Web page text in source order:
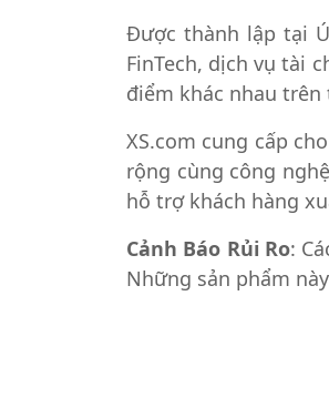
Được thành lập tại
FinTech, dịch vụ tài
điểm khác nhau trên
XS.com cung cấp
rộng cùng công
hỗ trợ khách hàng
Cảnh Báo Rủi Ro:
Những sản phẩm